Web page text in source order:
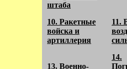
штаба
10. Ракетные
войска и
артиллерия
11.
13. Военно-
14.